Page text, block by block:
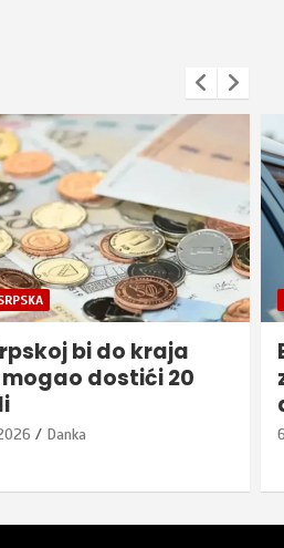
Obavještenje o
saobraćaja 6. i 7.
Danka